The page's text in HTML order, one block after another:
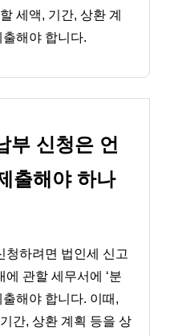
세액, 기간, 상환 계
해야 합니다.
부 신청은 언
출해야 하나
청하려면 법인세 신고
관할 세무서에 ‘분
해야 합니다. 이때,
간, 상환 계획 등을 상